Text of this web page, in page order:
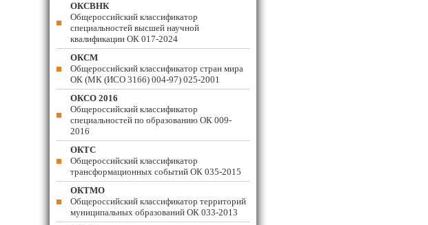
ОКСВНК
Общероссийский классификатор
специальностей высшей научной
квалификации ОК 017-2024
ОКСМ
Общероссийский классификатор стран мира
ОК (МК (ИСО 3166) 004-97) 025-2001
ОКСО 2016
Общероссийский классификатор
специальностей по образованию ОК 009-
2016
ОКТС
Общероссийский классификатор
трансформационных событий ОК 035-2015
ОКТМО
Общероссийский классификатор территорий
муниципальных образований ОК 033-2013